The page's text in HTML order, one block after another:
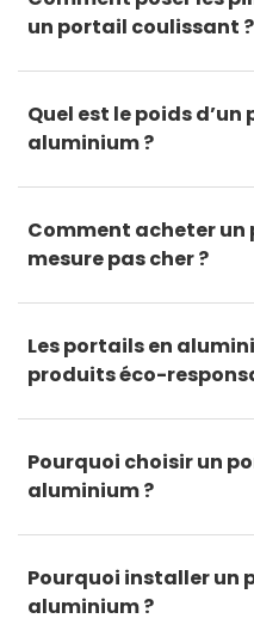
un portail coulissant ?
Quel est le poids
aluminium ?
Comment acheter un
mesure pas cher ?
Les portails en
produits éco-
Pourquoi choisir un
aluminium ?
Pourquoi installer un
aluminium ?